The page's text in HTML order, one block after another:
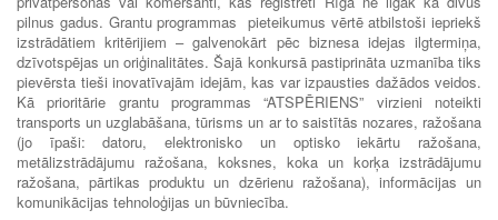
pilnus gadus. Grantu programmas pieteikumus vērtē atbilstoši iepriekš
izstrādātiem kritērijiem – galvenokārt pēc biznesa idejas ilgtermiņa,
dzīvotspējas un oriģinalitātes. Šajā konkursā pastiprināta uzmanība tiks
pievērsta tieši inovatīvajām idejām, kas var izpausties dažādos veidos.
Kā prioritārie grantu programmas “ATSPĒRIENS” virzieni noteikti
transports un uzglabāšana, tūrisms un ar to saistītās nozares, ražošana
(jo īpaši: datoru, elektronisko un optisko iekārtu ražošana,
metālizstrādājumu ražošana, koksnes, koka un korķa izstrādājumu
ražošana, pārtikas produktu un dzērienu ražošana), informācijas un
komunikācijas tehnoloģijas un būvniecība.